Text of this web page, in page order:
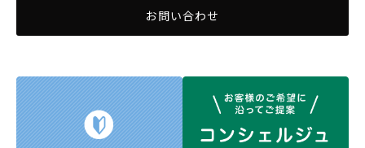
お問い合わせ